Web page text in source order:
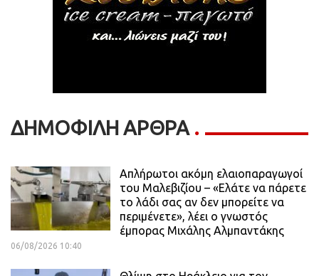
ΔΗΜΟΦΙΛΗ ΑΡΘΡΑ
Απλήρωτοι ακόμη ελαιοπαραγωγοί
του Μαλεβιζίου – «Ελάτε να πάρετε
το λάδι σας αν δεν μπορείτε να
περιμένετε», λέει ο γνωστός
έμπορας Μιχάλης Αλμπαντάκης
06/08/2026 10:40